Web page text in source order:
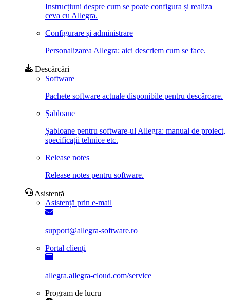
Instrucțiuni despre cum se poate configura și realiza
ceva cu Allegra.
Configurare și administrare
Personalizarea Allegra: aici descriem cum se face.
Descărcări
Software
Pachete software actuale disponibile pentru descărcare.
Șabloane
Șabloane pentru software-ul Allegra: manual de proiect,
specificații tehnice etc.
Release notes
Release notes pentru software.
Asistență
Asistență prin e-mail
support@allegra-software.ro
Portal clienți
allegra.allegra-cloud.com/service
Program de lucru